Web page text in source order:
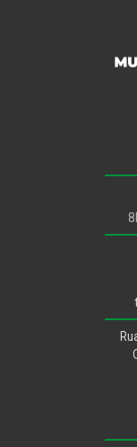
Políticas para
Desenvolvimento
Procuradoria
Segurança
Segurança e